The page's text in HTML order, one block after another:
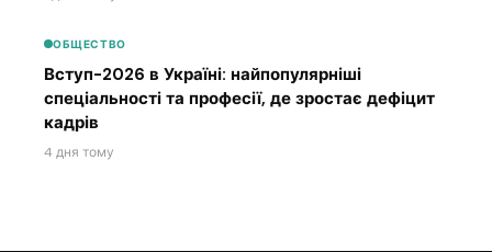
ОБЩЕСТВО
Вступ-2026 в Україні: найпопулярніші
спеціальності та професії, де зростає дефіцит
кадрів
4 дня тому